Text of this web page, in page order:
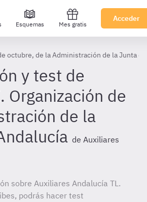
Esquemas Mes gratis
Acceder
octubre, de la Administración de la Junta
y test de
Organización de
de la
de Auxiliares
sobre Auxiliares Andalucía TL.
podrás hacer test